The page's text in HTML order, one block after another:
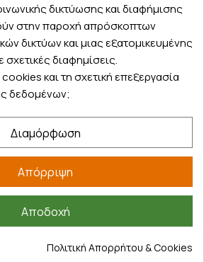
παραγγελία σας και
στην πόρτα σας
δικτύωσης και διαφήμισης
στην παροχή απρόσκοπτων
δικτύων και μιας εξατομικευμένης
διαφημίσεις.
και τη σχετική επεξεργασία
δεδομένων;
Διαμόρφωση
Απόρριψη
Αποδοχή
Πολιτική Απορρήτου & Cookies